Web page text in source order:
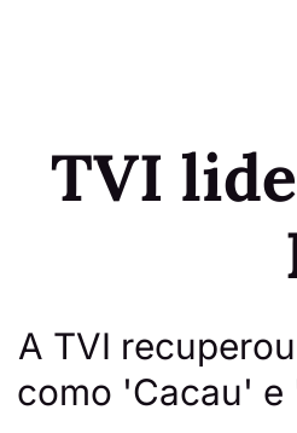
TVI
A TVI
como 'Cacau' e